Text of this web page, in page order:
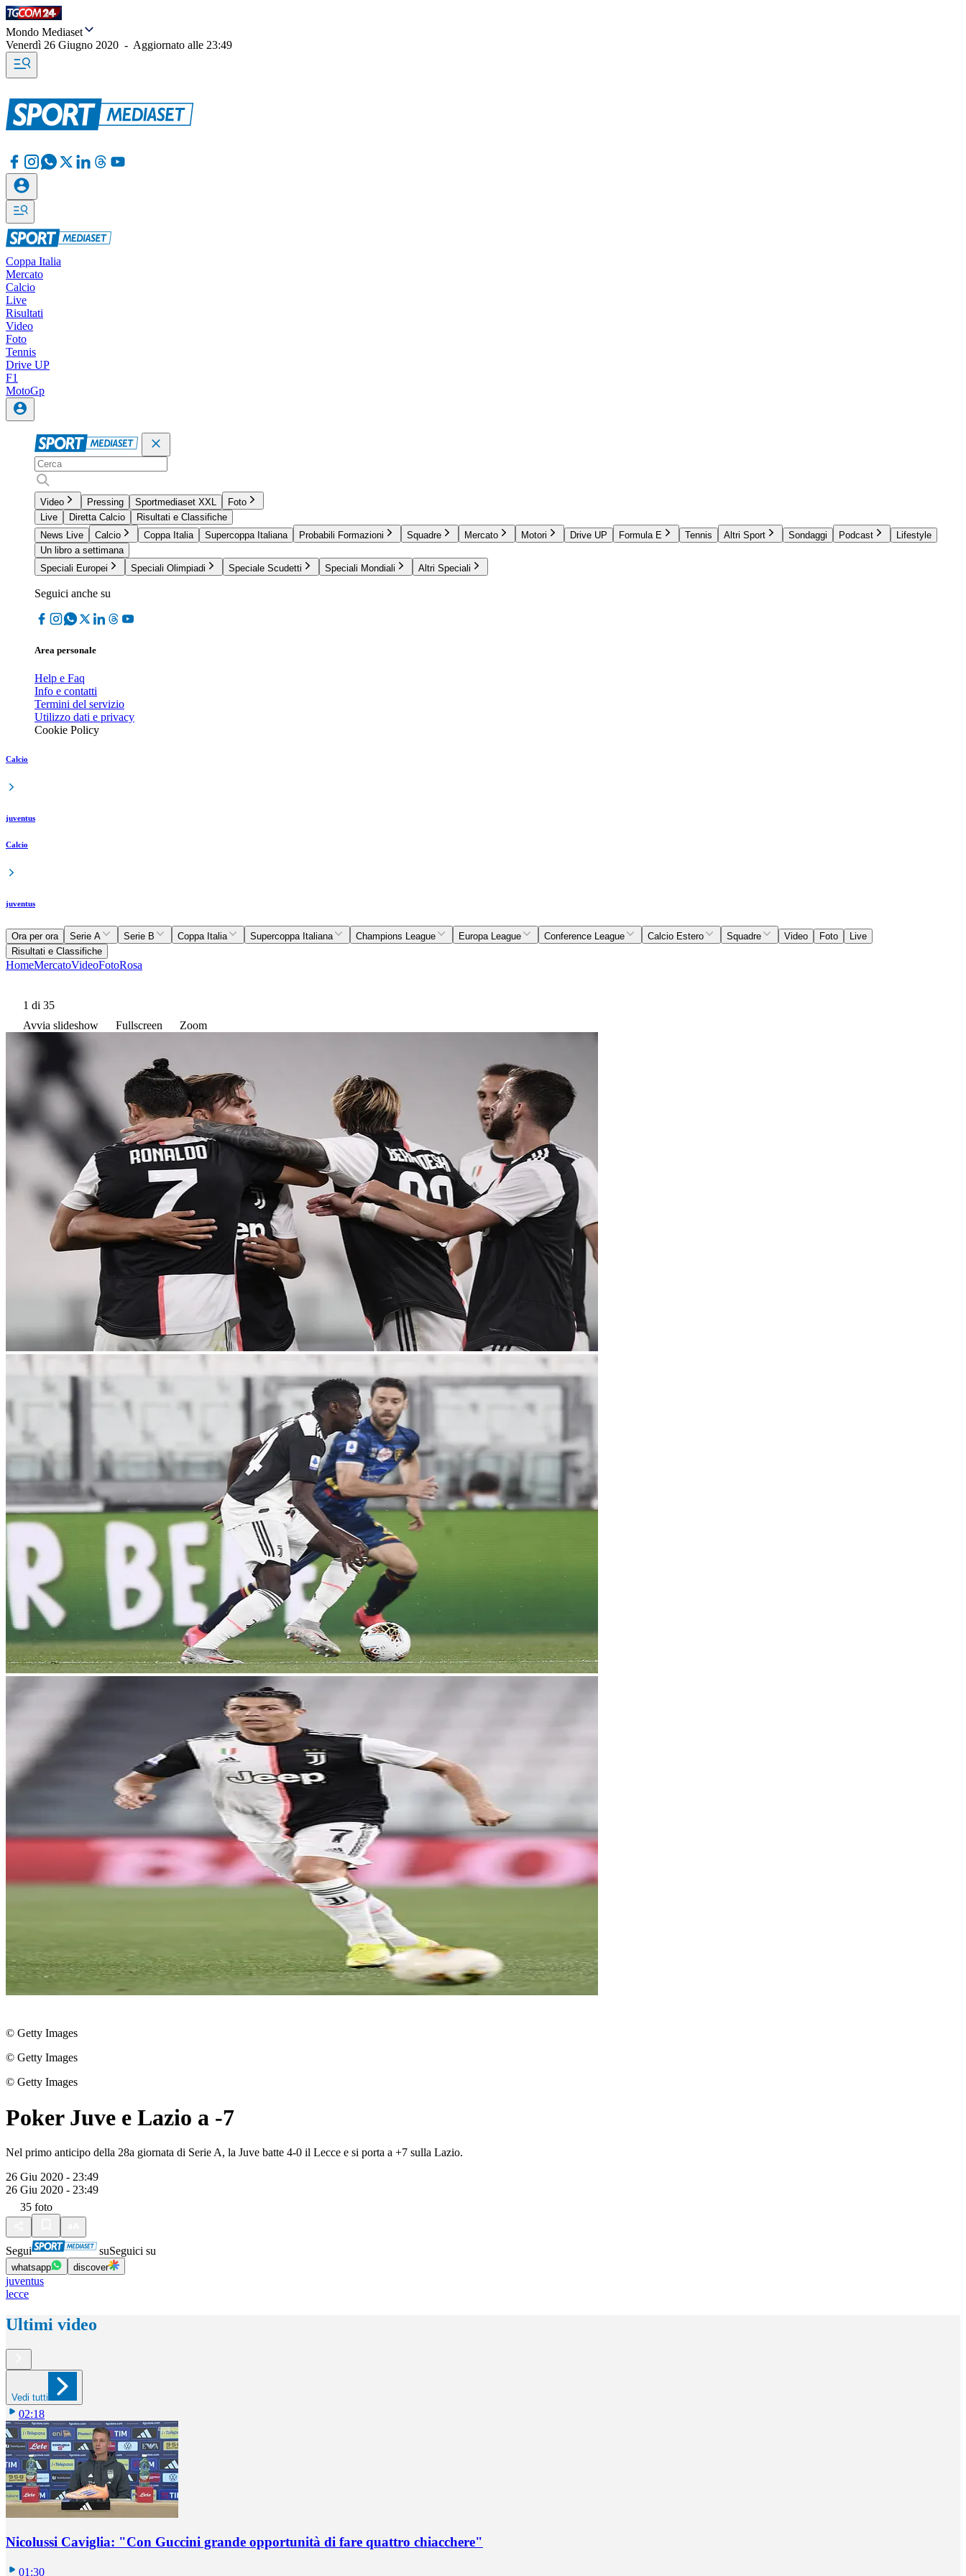
Mondo Mediaset
Venerdì 26 Giugno 2020 - Aggiornato alle 23:49
Coppa Italia
Mercato
Calcio
Live
Risultati
Video
Foto
Tennis
Drive UP
F1
MotoGp
Video Pressing Sportmediaset XXL
Foto
Live
Diretta Calcio
Risultati e Classifiche
News Live
Calcio Coppa Italia Supercoppa Italiana Probabili Formazioni Squadre Mercato Motori Drive UP Formula E Tennis Altri Sport Sondaggi Podcast
Lifestyle
Un libro a settimana
Speciali Europei
Speciali Olimpiadi Speciale Scudetti Speciali Mondiali Altri Speciali
Seguici anche su
Area personale
Help e Faq
Info e contatti
Termini del servizio
Utilizzo dati e privacy
Cookie Policy
Calcio
juventus
Calcio
juventus
Ora per ora Serie A Serie B Coppa Italia Supercoppa Italiana Champions League Europa League Conference League Calcio Estero Squadre Video Foto
Live
Risultati e Classifiche
HomeMercatoVideoFotoRosa
1 di 35
Avvia slideshow
Fullscreen Zoom
© Getty Images
© Getty Images
© Getty Images
Poker Juve e Lazio a -7
Nel primo anticipo della 28a giornata di Serie A, la Juve batte 4-0 il Lecce e si porta a +7 sulla Lazio.
26 Giu 2020 - 23:49
26 Giu 2020 - 23:49
35 foto
Segui suSeguici su
whatsapp discover
juventus
lecce
Ultimi video
Vedi tutti
02:18
Nicolussi Caviglia: "Con Guccini grande opportunità di fare quattro chiacchere"
01:30